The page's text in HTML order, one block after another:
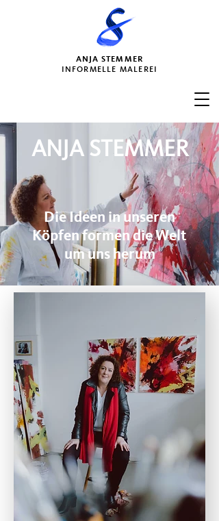
ANJA STEMMER
INFORMELLE MALEREI
ANJA STEMMER
Die Ideen in unseren
Köpfen formen die Welt
um uns herum